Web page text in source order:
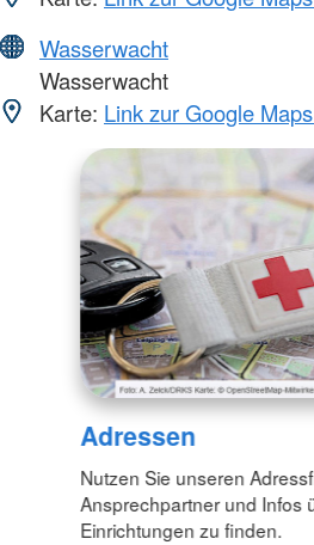
Wasserwacht
Wasserwacht
Karte: Link zur Google
Adressen
Nutzen Sie unseren
Ansprechpartner und Infos
Einrichtungen zu finden.